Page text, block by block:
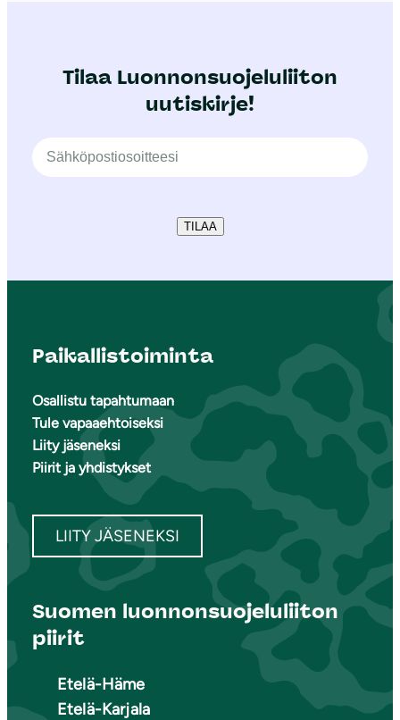
Tilaa Luonnonsuojeluliiton
uutiskirje!
TILAA
Paikallistoiminta
Osallistu tapahtumaan
Tule vapaaehtoiseksi
Liity jäseneksi
Piirit ja yhdistykset
LIITY JÄSENEKSI
Suomen luonnonsuojeluliiton
piirit
Etelä-Häme
Etelä-Karjala